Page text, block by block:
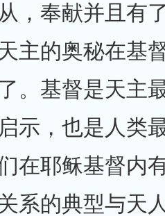
，奉献并且有
主的奥秘在基
。基督是天主
示，也是人类
在耶稣基督内
系的典型与天